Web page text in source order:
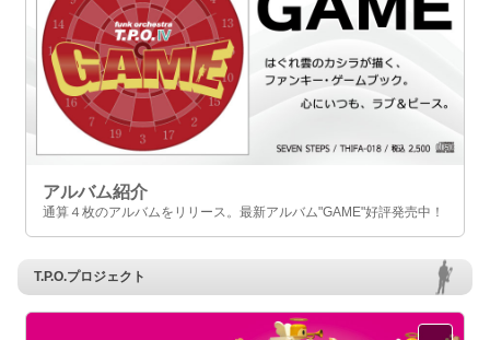
アルバム紹介
通算４枚のアルバムをリリース。最新アルバム"GAME"好評発売中！
T.P.O.プロジェクト